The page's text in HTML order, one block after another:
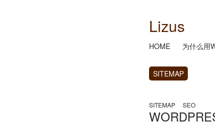
Lizus
HOME 为什么用
SITEMAP
SITEMAP SEO